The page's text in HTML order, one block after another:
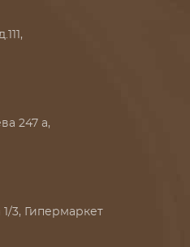
247 а,
3, Гипермаркет